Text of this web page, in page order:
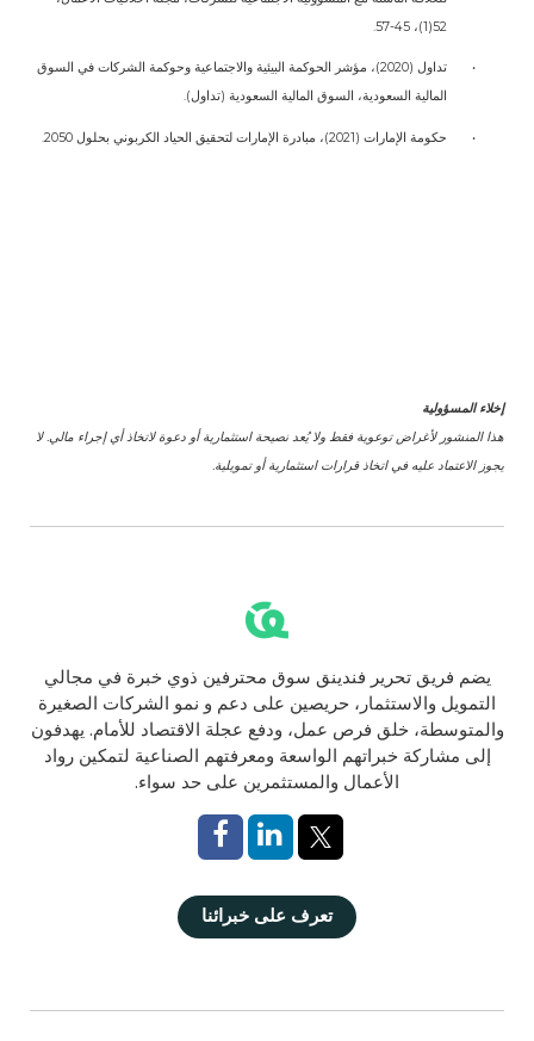
52(1)، 45-57.
•
تداول (2020)، مؤشر الحوكمة البيئية والاجتماعية وحوكمة الشركات في السوق
المالية السعودية، السوق المالية السعودية (تداول).
• حكومة الإمارات (2021)، مبادرة الإمارات لتحقيق الحياد الكربوني بحلول 2050.
إخلاء المسؤولية
هذا المنشور لأغراض توعوية فقط ولا يُعد نصيحة استثمارية أو دعوة لاتخاذ أي إجراء مالي. لا
يجوز الاعتماد عليه في اتخاذ قرارات استثمارية أو تمويلية.
يضم فريق تحرير فندينق سوق محترفين ذوي خبرة في مجالي
التمويل والاستثمار، حريصين على دعم و نمو الشركات الصغيرة
والمتوسطة، خلق فرص عمل، ودفع عجلة الاقتصاد للأمام. يهدفون
إلى مشاركة خبراتهم الواسعة ومعرفتهم الصناعية لتمكين رواد
الأعمال والمستثمرين على حد سواء.
تعرف على خبرائنا